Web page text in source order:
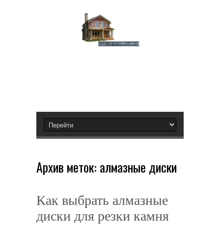
Архив меток: алмазные диски
Как выбрать алмазные
диски для резки камня